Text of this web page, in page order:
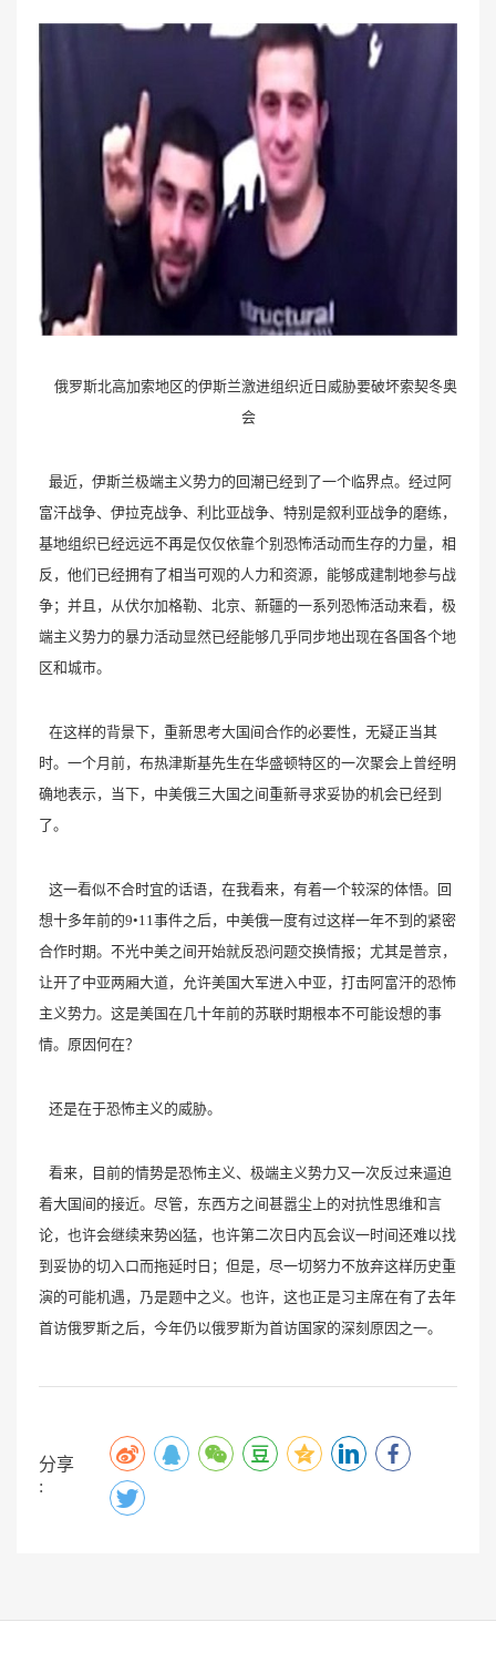
俄罗斯北高加索地区的伊斯兰激进组织近日威胁要破坏索契冬奥
会
最近，伊斯兰极端主义势力的回潮已经到了一个临界点。经过阿
富汗战争、伊拉克战争、利比亚战争、特别是叙利亚战争的磨练，
基地组织已经远远不再是仅仅依靠个别恐怖活动而生存的力量，相
反，他们已经拥有了相当可观的人力和资源，能够成建制地参与战
争；并且，从伏尔加格勒、北京、新疆的一系列恐怖活动来看，极
端主义势力的暴力活动显然已经能够几乎同步地出现在各国各个地
区和城市。
在这样的背景下，重新思考大国间合作的必要性，无疑正当其
时。一个月前，布热津斯基先生在华盛顿特区的一次聚会上曾经明
确地表示，当下，中美俄三大国之间重新寻求妥协的机会已经到
了。
这一看似不合时宜的话语，在我看来，有着一个较深的体悟。回
想十多年前的9•11事件之后，中美俄一度有过这样一年不到的紧密
合作时期。不光中美之间开始就反恐问题交换情报；尤其是普京，
让开了中亚两厢大道，允许美国大军进入中亚，打击阿富汗的恐怖
主义势力。这是美国在几十年前的苏联时期根本不可能设想的事
情。原因何在？
还是在于恐怖主义的威胁。
看来，目前的情势是恐怖主义、极端主义势力又一次反过来逼迫
着大国间的接近。尽管，东西方之间甚嚣尘上的对抗性思维和言
论，也许会继续来势凶猛，也许第二次日内瓦会议一时间还难以找
到妥协的切入口而拖延时日；但是，尽一切努力不放弃这样历史重
演的可能机遇，乃是题中之义。也许，这也正是习主席在有了去年
首访俄罗斯之后，今年仍以俄罗斯为首访国家的深刻原因之一。
分享
: